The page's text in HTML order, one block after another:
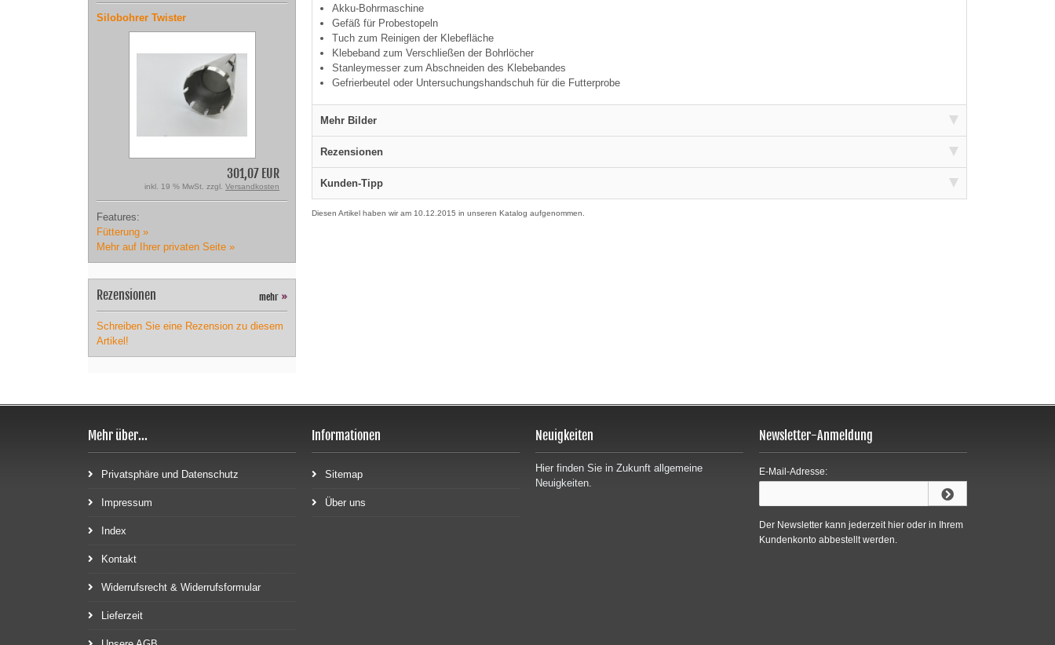
Akku-Bohrmaschine
Gefäß für Probestopeln
Tuch zum Reinigen der Klebefläche
Klebeband zum Verschließen der Bohrlöcher
Stanleymesser zum Abschneiden des Klebebandes
Gefrierbeutel oder Untersuchungshandschuh für die Futterprobe
Mehr Bilder
Rezensionen
Kunden-Tipp
Diesen Artikel haben wir am 10.12.2015 in unseren Katalog aufgenommen.
Silobohrer Twister
301,07 EUR
inkl. 19 % MwSt. zzgl. Versandkosten
Features:
Fütterung »
Mehr auf Ihrer privaten Seite »
Rezensionen mehr »
Schreiben Sie eine Rezension zu diesem
Artikel!
Mehr über...
Privatsphäre und Datenschutz
Impressum
Index
Kontakt
Widerrufsrecht & Widerrufsformular
Lieferzeit
Informationen
Sitemap
Über uns
Neuigkeiten
Hier finden Sie in Zukunft allgemeine
Neuigkeiten.
Newsletter-Anmeldung
E-Mail-Adresse:
Der Newsletter kann jederzeit hier oder in Ihrem
Kundenkonto abbestellt werden.